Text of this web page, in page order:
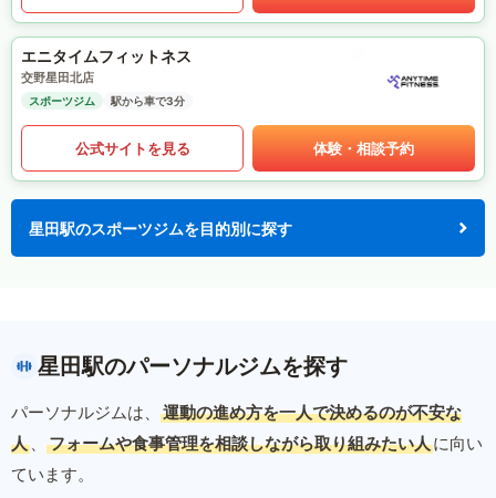
エニタイムフィットネス
交野星田北店
スポーツジム 駅から車で3分
公式サイトを見る 体験・相談予約
星田駅のスポーツジムを目的別に探す
星田駅のパーソナルジムを探す
パーソナルジムは、
運動の進め方を一人で決めるのが不安な
人 、 フォームや食事管理を相談しながら取り組みたい人に向い
ています。